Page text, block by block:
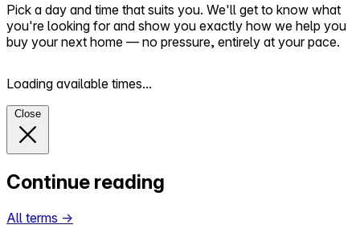
Pick a day and time that suits you. We'll get to know what
you're looking for and show you exactly how we help you
buy your next home — no pressure, entirely at your pace.
Loading available times...
Close
Continue reading
All terms →